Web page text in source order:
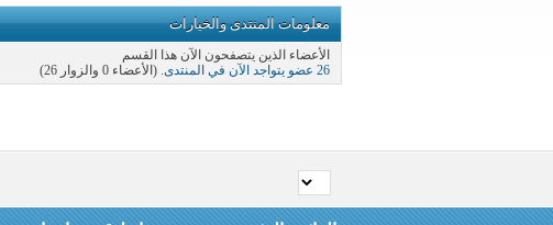
معلومات المنتدى والخيارات
الأعضاء الذين يتصفحون الآن هذا القسم
26 عضو يتواجد الآن في المنتدى
. (الأعضاء 0 والزوار 26)